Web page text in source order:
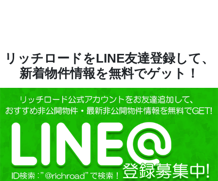
リッチロードをLINE友達登録して、
新着物件情報を無料でゲット！